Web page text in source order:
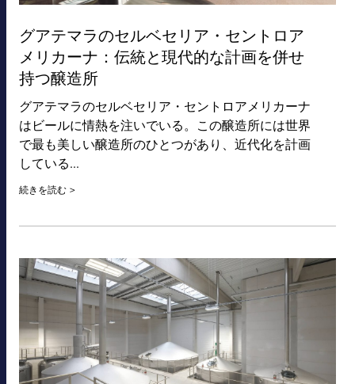
グアテマラのセルベセリア・セントロア
メリカーナ：伝統と現代的な計画を併せ
持つ醸造所
グアテマラのセルベセリア・セントロアメリカーナ
はビールに情熱を注いでいる。この醸造所には世界
で最も美しい醸造所のひとつがあり、近代化を計画
している...
続きを読む